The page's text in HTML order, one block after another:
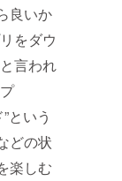
良いか
をダウ
言われ
という
どの状
楽しむ